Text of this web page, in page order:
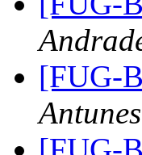
[FUG-
Antunes